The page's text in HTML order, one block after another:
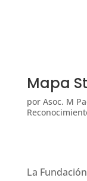
Mapa
por Asoc. M
La